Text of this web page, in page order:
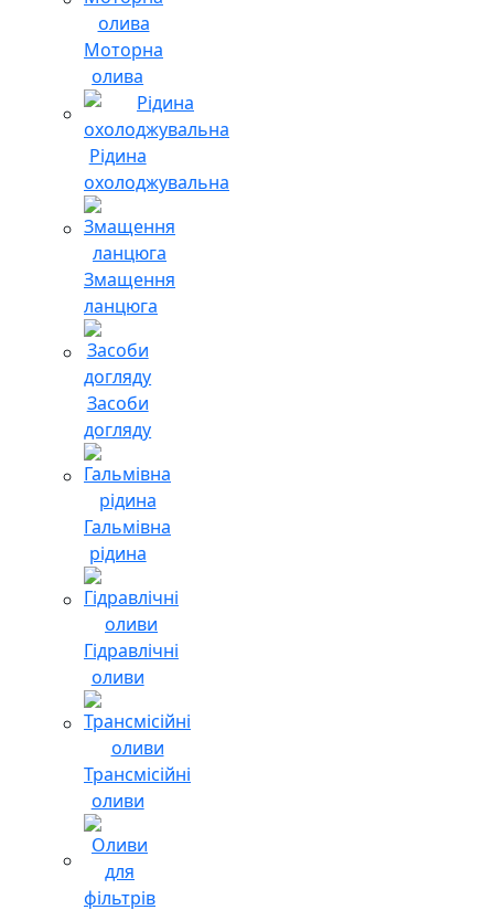
Моторна
олива
Рідина
охолоджувальна
Змащення
ланцюга
Засоби
догляду
Гальмівна
рідина
Гідравлічні
оливи
Трансмісійні
оливи